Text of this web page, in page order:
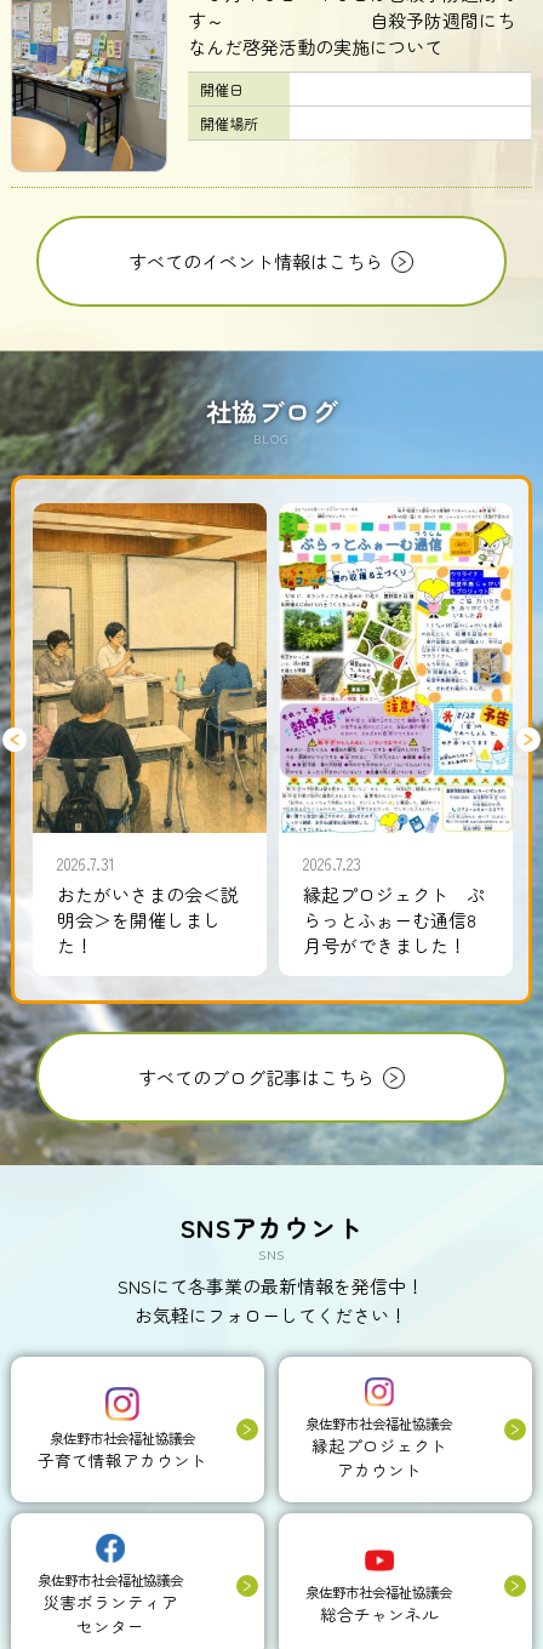
す～ 自殺予防週間にち
なんだ啓発活動の実施について
開催日
開催場所
すべてのイベント情報はこちら
社協ブログ
BLOG
2026.7.31
おたがいさまの会＜説
明会＞を開催しまし
た！
2026.7.23
縁起プロジェクト ぷ
らっとふぉーむ通信8
月号ができました！
すべてのブログ記事はこちら
SNSアカウント
SNS
SNSにて各事業の最新情報を発信中！
お気軽にフォローしてください！
泉佐野市社会福祉協議会
子育て情報アカウント
泉佐野市社会福祉協議会
縁起プロジェクト
アカウント
泉佐野市社会福祉協議会
災害ボランティア
センター
泉佐野市社会福祉協議会
総合チャンネル